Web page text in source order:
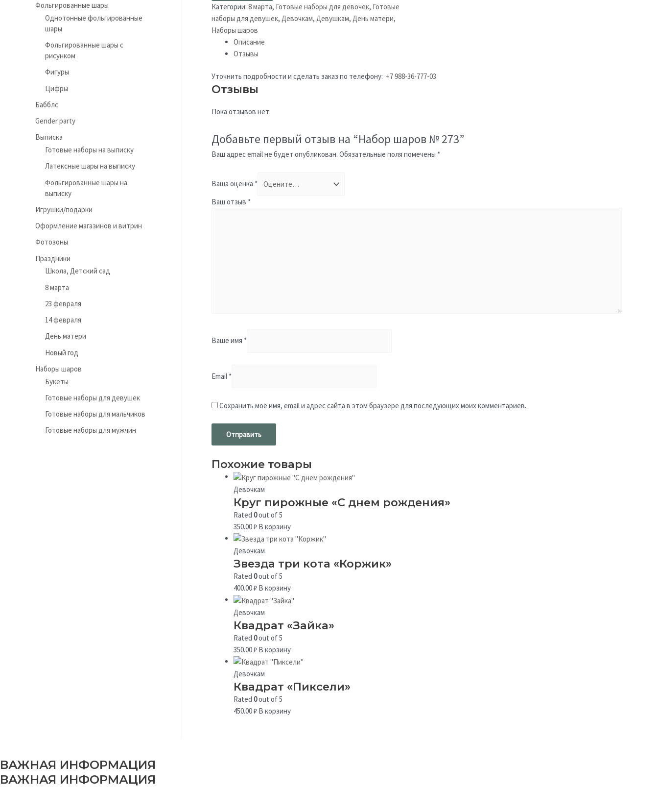
Фольгированные шары
Однотонные фольгированные
шары
Фольгированные шары с
рисунком
Фигуры
Цифры
Бабблс
Gender party
Выписка
Готовые наборы на выписку
Латексные шары на выписку
Фольгированные шары на
выписку
Игрушки/подарки
Оформление магазинов и витрин
Фотозоны
Праздники
Школа, Детский сад
8 марта
23 февраля
14 февраля
День матери
Новый год
Наборы шаров
Букеты
Готовые наборы для девушек
Готовые наборы для мальчиков
Готовые наборы для мужчин
Категории: 8 марта, Готовые наборы для девочек, Готовые
наборы для девушек, Девочкам, Девушкам, День матери,
Наборы шаров
Описание
Отзывы
Уточнить подробности и сделать заказ по телефону: +7 988-36-777-03
Отзывы
Пока отзывов нет.
Добавьте первый отзыв на “Набор шаров № 273”
Ваш адрес email не будет опубликован. Обязательные поля помечены *
Ваша оценка *
Ваш отзыв *
Ваше имя *
Email *
Сохранить моё имя, email и адрес сайта в этом браузере для последующих моих комментариев.
Похожие товары
Девочкам
Круг пирожные «С днем рождения»
Rated 0out of 5
350.00₽ В корзину
Девочкам
Звезда три кота «Коржик»
Rated 0out of 5
400.00₽ В корзину
Девочкам
Квадрат «Зайка»
Rated 0out of 5
350.00₽ В корзину
Девочкам
Квадрат «Пиксели»
Rated 0out of 5
450.00₽ В корзину
ВАЖНАЯ ИНФОРМАЦИЯ
ВАЖНАЯ ИНФОРМАЦИЯ